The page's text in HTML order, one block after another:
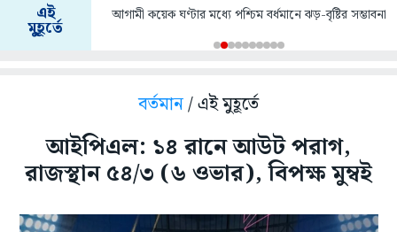
এই
মুহূর্তে
আগামী কয়েক ঘণ্টার মধ্যে পশ্চিম বর্ধমানে ঝড়-বৃষ্টির সম্ভাবনা
বর্তমান/ এই মুহূর্তে
আইপিএল: ১৪ রানে আউট পরাগ,
রাজস্থান ৫৪/৩ (৬ ওভার), বিপক্ষ মুম্বই